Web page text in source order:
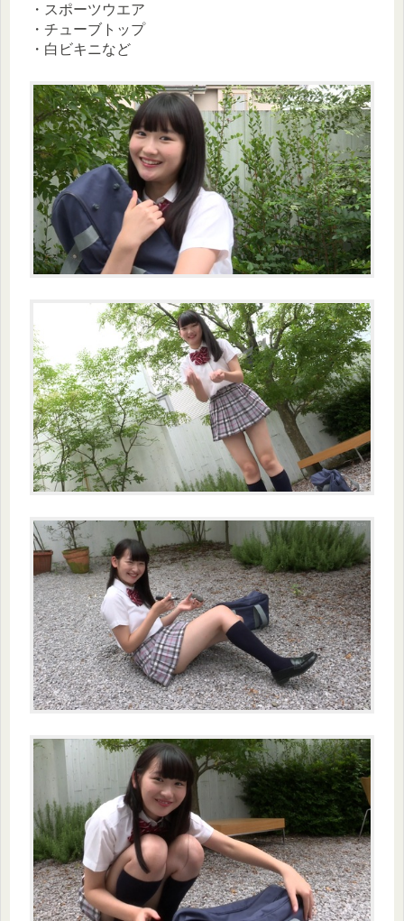
・スポーツウエア
・チューブトップ
・白ビキニなど